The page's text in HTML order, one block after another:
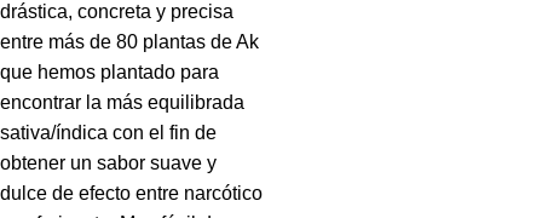
drástica, concreta y precisa
entre más de 80 plantas de Ak
que hemos plantado para
encontrar la más equilibrada
sativa/índica con el fin de
obtener un sabor suave y
dulce de efecto entre narcótico